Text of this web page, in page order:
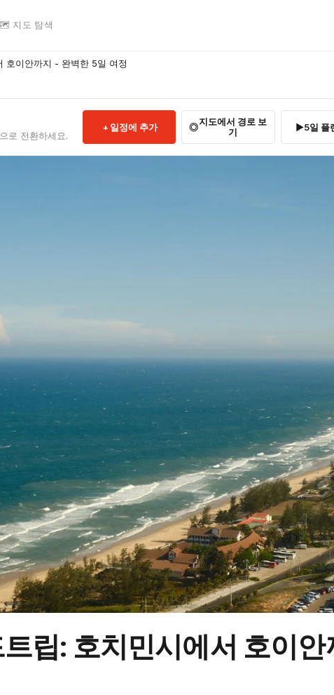
지도 탐색
호이안까지 - 완벽한 5일 여정
로 전환하세요.
일정에 추가
지도에서 경로 보
기
5일 플
립: 호치민시에서 호이